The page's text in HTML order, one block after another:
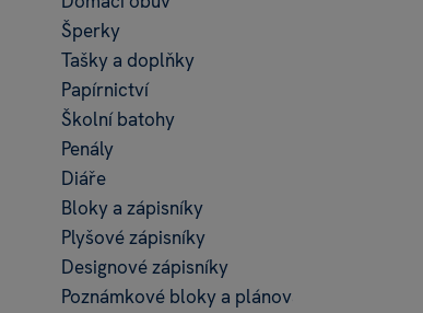
Šperky
Tašky a doplňky
Papírnictví
Školní batohy
Penály
Diáře
Bloky a zápisníky
Plyšové zápisníky
Designové zápisníky
Poznámkové bloky a plánovače